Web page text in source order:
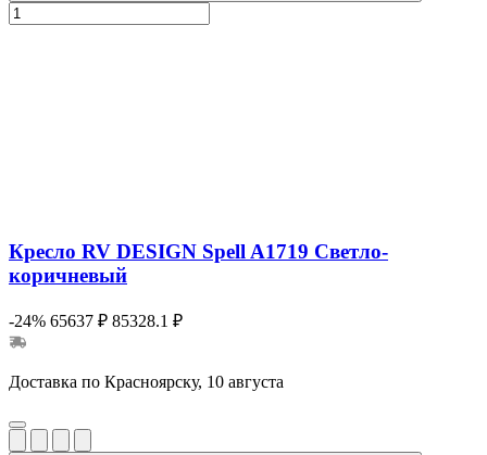
Кресло RV DESIGN Spell A1719 Светло-
коричневый
-24% 65637 ₽ 85328.1 ₽
Доставка по Красноярску, 10 августа